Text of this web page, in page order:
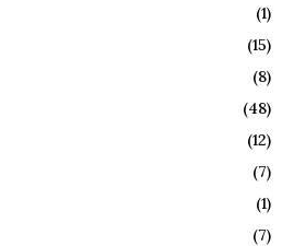
(1)
(15)
(8)
(48)
(12)
(7)
(1)
(7)